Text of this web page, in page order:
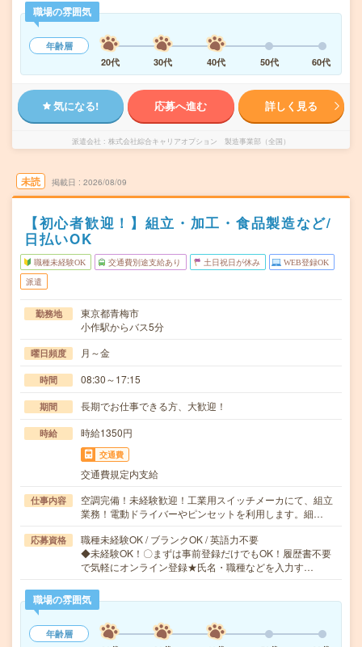
職場の雰囲気
年齢層
20代
30代 40代 50代 60代
気になる! 応募へ進む 詳しく見る
派遣会社 株式会社綜合キャリアオプション 製造事業部（全国）
未読 掲載日 2026/08/09
【初心者歓迎！】組立・加工・食品製造など/
日払いOK
職種未経験OK 交通費別途支給あり 土日祝日が休み WEB登録OK
派遣
勤務地
東京都青梅市
小作駅からバス5分
曜日頻度 月～金
時間 08:30～17:15
期間 長期でお仕事できる方、大歓迎！
時給 時給1350円
交通費
交通費規定内支給
仕事内容
空調完備！未経験歓迎！工業用スイッチメーカにて、組立
業務！電動ドライバーやピンセットを利用します。細…
応募資格
職種未経験OK / ブランクOK / 英語力不要
◆未経験OK！〇まずは事前登録だけでもOK！履歴書不要
で気軽にオンライン登録★氏名・職種などを入力す…
職場の雰囲気
年齢層